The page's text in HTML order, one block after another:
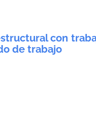
con
de trabajo